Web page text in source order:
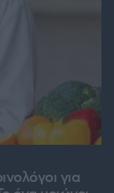
για